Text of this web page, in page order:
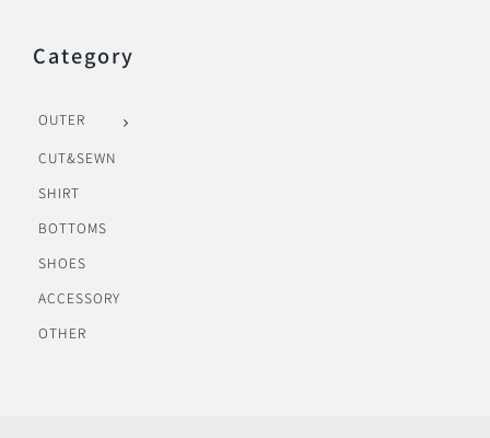
Category
OUTER
CUT&SEWN
SHIRT
BOTTOMS
SHOES
ACCESSORY
OTHER